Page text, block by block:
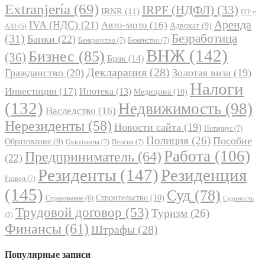
Extranjería (69) IRNR (11) IRPF (НДФЛ) (33) ITP y
AJD (5) IVA (НДС) (21) Авто-мото (16) Адвокат (9) Аренда
(31) Банки (22) Банкротство (7) Беженство (7) Безработица
(36) Бизнес (85) Брак (14) ВНЖ (142)
Гражданство (20) Декларация (28) Золотая виза (19)
Инвестиции (17) Ипотека (13) Медицина (10) Налоги
(132) Наследство (16) Недвижимость (98)
Нерезиденты (58) Новости сайта (19) Нотариус (7)
Образование (9) Оккупанты (7) Пенсия (7) Полиция (26) Пособие
(22) Предприниматель (64) Работа (106)
Развод (7) Резиденты (147)Резиденция
(145) Страхование (6) Строительство (10) Суд (78) Судимость
(5) Трудовой договор (53) Туризм (26)
Финансы (61) Штрафы (28)
Популярные записи